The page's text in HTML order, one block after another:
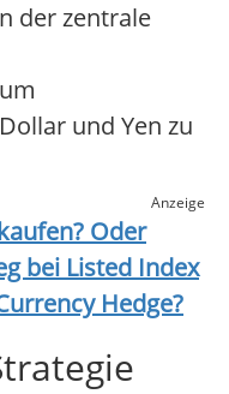
der zentrale
und Yen zu
Anzeige
Oder
bei Listed Index
Hedge?